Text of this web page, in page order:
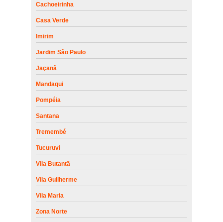
Cachoeirinha
Casa Verde
Imirim
Jardim São Paulo
Jaçanã
Mandaqui
Pompéia
Santana
Tremembé
Tucuruvi
Vila Butantã
Vila Guilherme
Vila Maria
Zona Norte